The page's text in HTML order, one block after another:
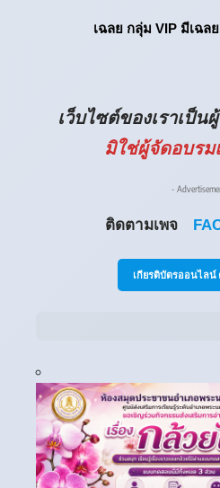
เฉลย กลุ่ม VIP มีเฉลย
เว็บไซต์ของเราเป็น
มิใช่ผู้จัดอบรม
-
ติดตามเพจ
เกียรติบัตรออนไลน์